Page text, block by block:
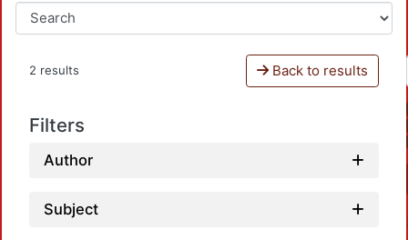
2 results Back to results
Filters
Author
Subject